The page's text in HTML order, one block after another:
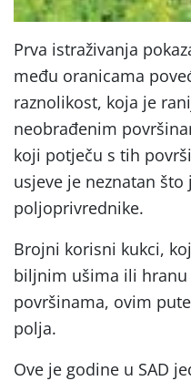
Prva istraživanja
među oranicama
raznolikost, koja je
neobrađenim
koji potječu s tih
usjeve je neznatan što
poljoprivrednike.
Brojni korisni kukci,
biljnim ušima ili hranu
površinama, ovim
polja.
Ove je godine u SAD